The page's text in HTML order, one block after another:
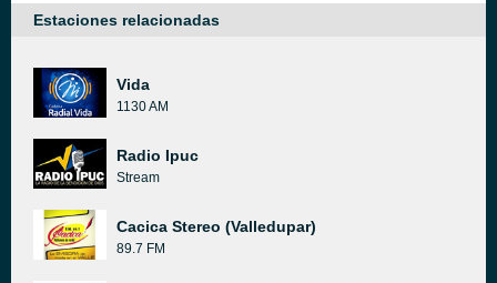
Estaciones relacionadas
Vida
1130 AM
Radio Ipuc
Stream
Cacica Stereo (Valledupar)
89.7 FM